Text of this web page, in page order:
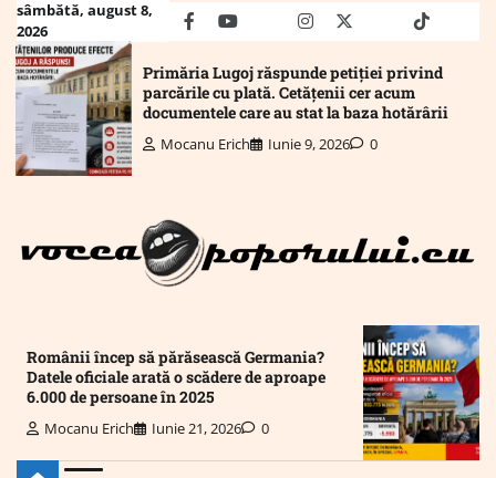
Skip
content
sâmbătă, august 8,
2026
facebookyoutubeMailinstagram
twitter truthtiktok
Primăria Lugoj răspunde petiției privind
parcările cu plată. Cetățenii cer acum
documentele care au stat la baza hotărârii
Mocanu Erich Iunie 9, 2026 0
Românii încep să părăsească Germania?
Datele oficiale arată o scădere de aproape
6.000 de persoane în 2025
Mocanu Erich Iunie 21, 2026 0